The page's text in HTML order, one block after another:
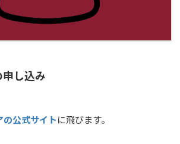
し込み
公式サイトに飛びます。